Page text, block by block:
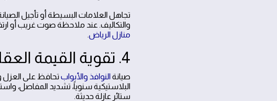
تجاهل العلامات البسيطة أو تأجيل
والتكاليف. عند ملاحظة صوت غريب أو
منازل الرياض
4. تقوية القيمة العقارية من خلال صيانة مستمرة
صيانةالنوافذ والأبوابتحافظ على العزل
البلاستيكية سنوياً، تشديد المفاصل،
ستائر عازلة حديثة.